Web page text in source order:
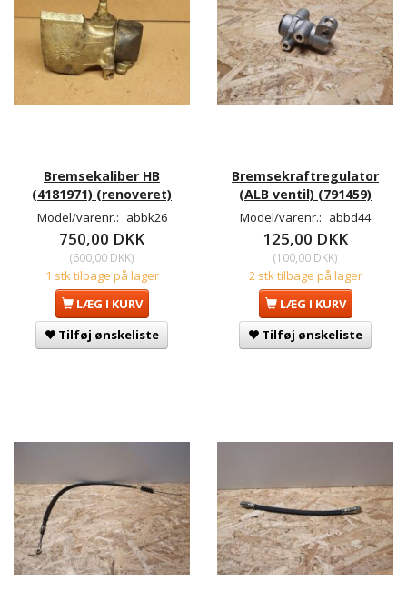
Bremsekaliber HB
(4181971) (renoveret)
Model/varenr.: abbk26
750,00 DKK
(600,00 DKK)
1 stk tilbage på lager
LÆG I KURV
Tilføj ønskeliste
Bremsekraftregulator
(ALB ventil) (791459)
Model/varenr.: abbd44
125,00 DKK
(100,00 DKK)
2 stk tilbage på lager
LÆG I KURV
Tilføj ønskeliste